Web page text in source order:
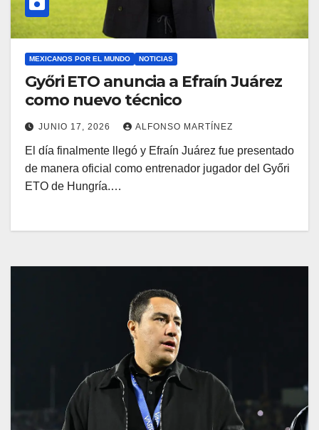
MEXICANOS POR EL MUNDO NOTICIAS
Győri ETO anuncia a Efraín Juárez
como nuevo técnico
JUNIO 17, 2026 ALFONSO MARTÍNEZ
El día finalmente llegó y Efraín Juárez fue presentado
de manera oficial como entrenador jugador del Győri
ETO de Hungría.…